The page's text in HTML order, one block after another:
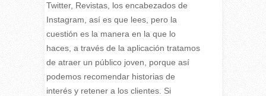
Twitter, Revistas, los encabezados de
Instagram, así es que lees, pero la
cuestión es la manera en la que lo
haces, a través de la aplicación tratamos
de atraer un público joven, porque así
podemos recomendar historias de
interés y retener a los clientes. Si